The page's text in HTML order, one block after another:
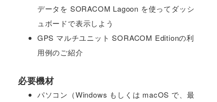
データを SORACOM Lagoon を使ってダッシ
ュボードで表示しよう
GPS マルチユニット SORACOM Editionの利
用例のご紹介
必要機材
パソコン（Windows もしくは macOS で、最